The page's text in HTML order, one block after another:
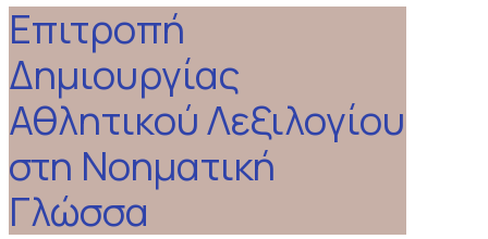
Επιτροπή
Δημιουργίας
Αθλητικού Λεξιλογίου
στη Νοηματική
Γλώσσα